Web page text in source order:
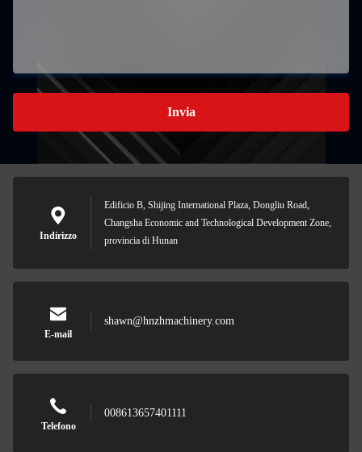
Invia
Indirizzo
Edificio B, Shijing International Plaza, Dongliu Road,
Changsha Economic and Technological Development Zone,
provincia di Hunan
E-mail
shawn@hnzhmachinery.com
Telefono
008613657401111